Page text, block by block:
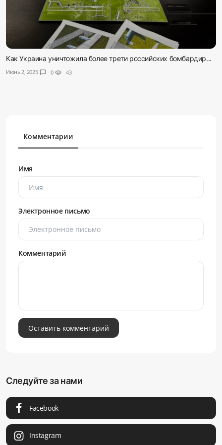
Как Украина уничтожила более трети российских бомбардир...
Июнь 2, 2025 chat_bubble 0 visibility 43
Комментарии
Имя
Электронное письмо
Комментарий
Оставить комментарий
Следуйте за нами
Facebook
Instagram